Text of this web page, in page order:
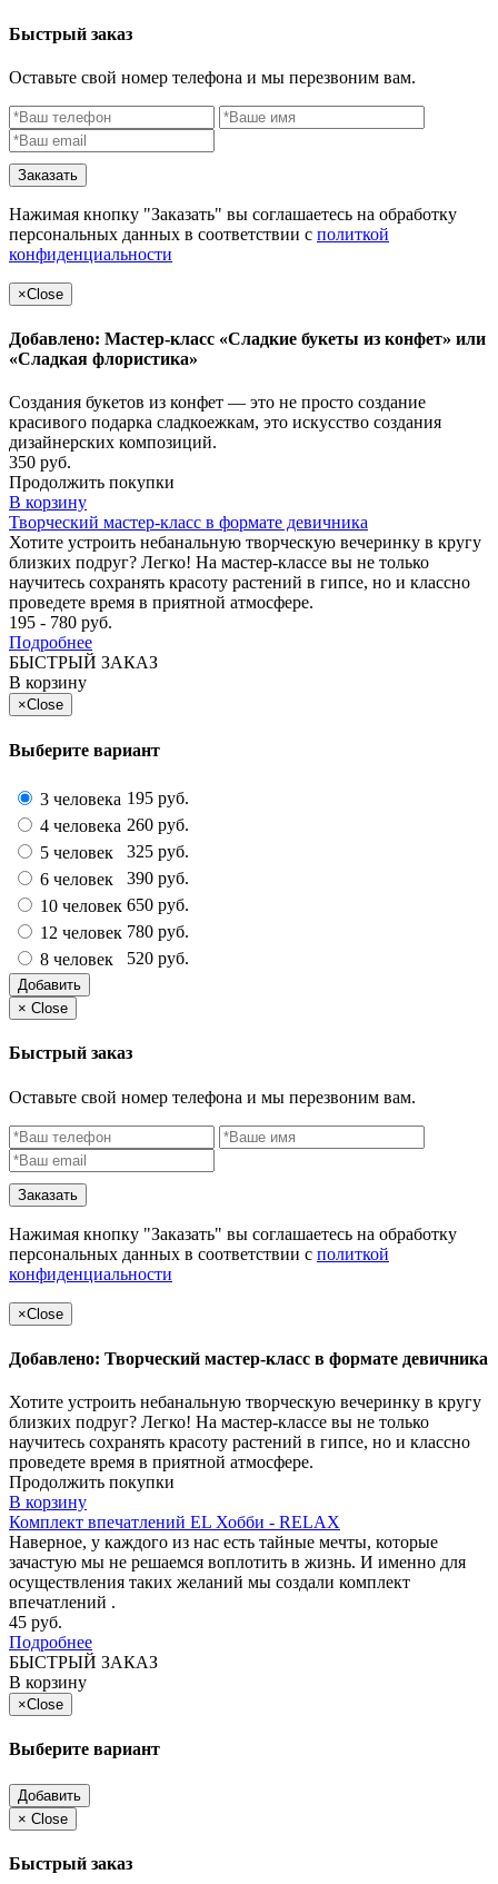
Быстрый заказ
Оставьте свой номер телефона и мы перезвоним вам.
Заказать
Нажимая кнопку "Заказать" вы соглашаетесь на обработку
персональных данных в соответствии с политкой
конфиденциальности
×Close
Добавлено: Мастер-класс «Сладкие букеты из конфет» или
«Сладкая флористика»
Создания букетов из конфет — это не просто создание
красивого подарка сладкоежкам, это искусство создания
дизайнерских композиций.
350 руб.
Продолжить покупки
В корзину
Творческий мастер-класс в формате девичника
Хотите устроить небанальную творческую вечеринку в кругу
близких подруг? Легко! На мастер-классе вы не только
научитесь сохранять красоту растений в гипсе, но и классно
проведете время в приятной атмосфере.
195 - 780 руб.
Подробнее
БЫСТРЫЙ ЗАКАЗ
В корзину
×Close
Выберите вариант
3 человека 195 руб.
4 человека 260 руб.
5 человек
325 руб.
6 человек
390 руб.
10 человек 650 руб.
12 человек 780 руб.
8 человек
520 руб.
Добавить
× Close
Быстрый заказ
Оставьте свой номер телефона и мы перезвоним вам.
Заказать
Нажимая кнопку "Заказать" вы соглашаетесь на обработку
персональных данных в соответствии с политкой
конфиденциальности
×Close
Добавлено: Творческий мастер-класс в формате девичника
Хотите устроить небанальную творческую вечеринку в кругу
близких подруг? Легко! На мастер-классе вы не только
научитесь сохранять красоту растений в гипсе, но и классно
проведете время в приятной атмосфере.
Продолжить покупки
В корзину
Комплект впечатлений EL Хобби - RELAX
Наверное, у каждого из нас есть тайные мечты, которые
зачастую мы не решаемся воплотить в жизнь. И именно для
осуществления таких желаний мы создали комплект
впечатлений .
45 руб.
Подробнее
БЫСТРЫЙ ЗАКАЗ
В корзину
×Close
Выберите вариант
Добавить
× Close
Быстрый заказ